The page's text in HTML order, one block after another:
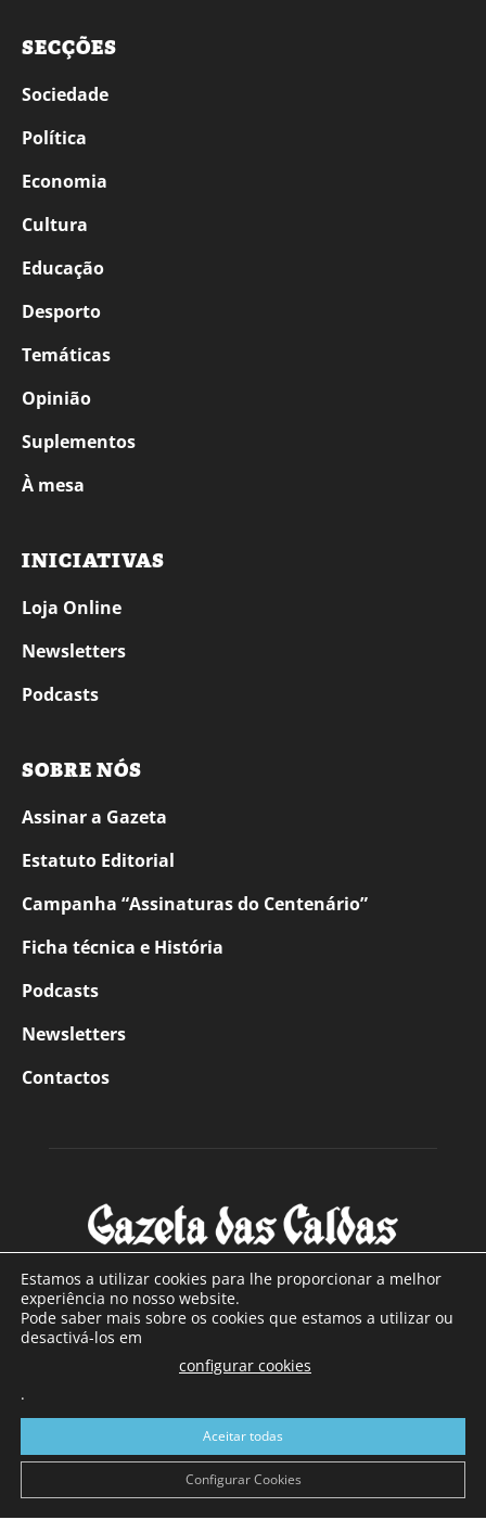
SECÇÕES
Sociedade
Política
Economia
Cultura
Educação
Desporto
Temáticas
Opinião
Suplementos
À mesa
INICIATIVAS
Loja Online
Newsletters
Podcasts
SOBRE NÓS
Assinar a Gazeta
Estatuto Editorial
Campanha “Assinaturas do Centenário”
Ficha técnica e História
Podcasts
Newsletters
Contactos
SOBRE NÓS
Com sede nas Caldas da Rainha e mais de 90 anos de
a sul de distrito de Leiria, com mais de 40.000 leitores por
toda a região Oeste. Jornal com distribuição em Portugal
Continental e assinatura online.
Estamos a utilizar cookies para lhe proporcionar a melhor
experiência no nosso website.
Pode saber mais sobre os cookies que estamos a utilizar ou
desactivá-los em
configurar cookies
.
Aceitar todas
Configurar Cookies